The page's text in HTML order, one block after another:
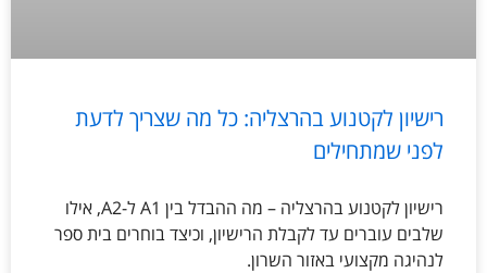
רישיון לקטנוע בהרצליה: כל מה שצריך לדעת
לפני שמתחילים
רישיון לקטנוע בהרצליה – מה ההבדל בין A1 ל-A2, אילו
שלבים עוברים עד לקבלת הרישיון, וכיצד בוחרים בית ספר
לנהיגה מקצועי באזור השרון.